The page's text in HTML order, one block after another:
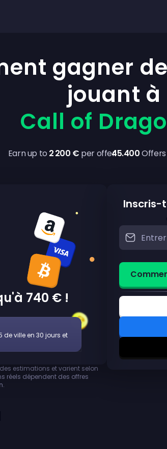
gagner
jouant à
Call of
Earn up to 2 200 € per offer45.400
740 € !
de ville en 30 jours et
estimations et varient selon
réels dépendent des offres
Inscris-